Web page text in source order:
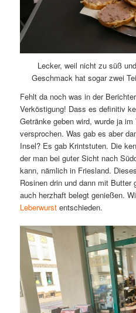
Lecker, weil nicht zu süß
Geschmack hat sogar zwei
Fehlt da noch was in der
Verköstigung! Dass es definitiv
Getränke geben wird, wurde ja
versprochen. Was gab es aber
Insel? Es gab Krintstuten. Die
der man bei guter Sicht nach
kann, nämlich in Friesland.
Rosinen drin und dann mit
auch herzhaft belegt genießen.
Leberwurstentschieden.